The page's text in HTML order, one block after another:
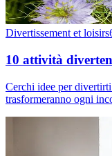
Divertissement et loisirs
10 attività
Cerchi idee per
trasformeranno ogni